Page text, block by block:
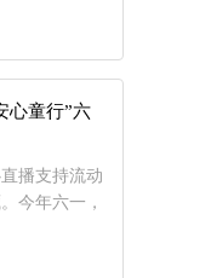
心童行”六
播支持流动
今年六一，